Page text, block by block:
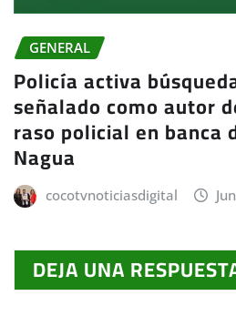
GENERAL
Policía activa
señalado como autor
raso policial en banca
Nagua
cocotvnoticiasdigital
DEJA UNA